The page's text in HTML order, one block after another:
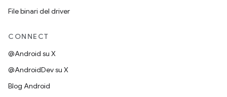
File binari del driver
CONNECT
@Android su X
@AndroidDev su X
Blog Android